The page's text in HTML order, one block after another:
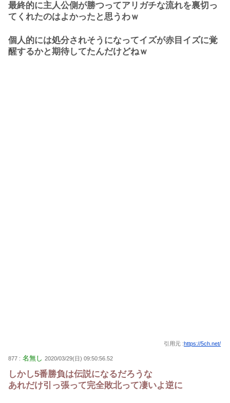
最終的に主人公側が勝つってアリガチな流れを裏切っ
てくれたのはよかったと思うわｗ
個人的には処分されそうになってイズが赤目イズに覚
醒するかと期待してたんだけどねｗ
引用元 :https://5ch.net/
877 : 名無し 2020/03/29(日) 09:50:56.52
しかし5番勝負は伝説になるだろうな
あれだけ引っ張って完全敗北って凄いよ逆に